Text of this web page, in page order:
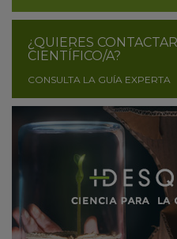
¿QUIERES
CIENTÍFICO/A?
CONSULTA LA GUÍA EXPERTA